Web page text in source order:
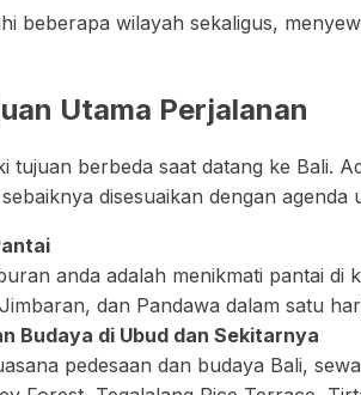
beberapa wilayah sekaligus,
Utama Perjalanan
tujuan berbeda saat datang ke Bali.
disesuaikan dengan agenda
anda adalah menikmati pantai di
dan Pandawa dalam satu
Budaya di Ubud dan Sekitarnya
pedesaan dan budaya Bali,